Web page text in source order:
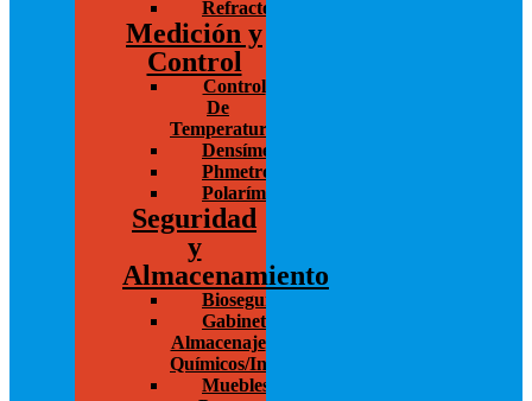
Refractómetro
Medición y
Control
Control
De
Temperatura
Densímetros
Phmetros
Polarímetros
Seguridad
y
Almacenamiento
Bioseguridad
Gabinetes
Almacenaje
Químicos/Inflamables
Muebles